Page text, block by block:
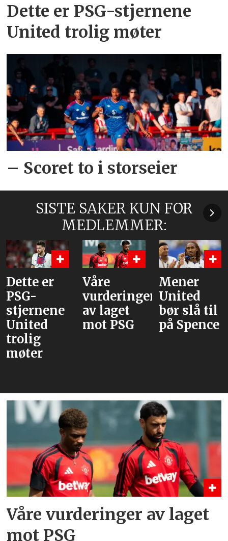
Dette er PSG-stjernene
United trolig møter
– Scoret to i storseier
SISTE SAKER KUN FOR
MEDLEMMER:
Dette er
PSG-
stjernene
United
trolig
møter
Våre
vurderinger
av laget
mot PSG
Mener
United
bør slå til
på Spence
Våre vurderinger av laget
mot PSG